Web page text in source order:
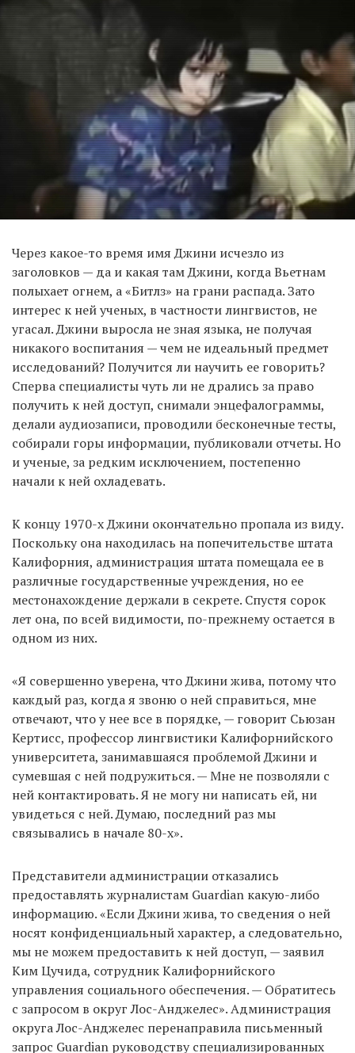
Через какое-то время имя Джини исчезло из
заголовков — да и какая там Джини, когда Вьетнам
полыхает огнем, а «Битлз» на грани распада. Зато
интерес к ней ученых, в частности лингвистов, не
угасал. Джини выросла не зная языка, не получая
никакого воспитания — чем не идеальный предмет
исследований? Получится ли научить ее говорить?
Сперва специалисты чуть ли не дрались за право
получить к ней доступ, снимали энцефалограммы,
делали аудиозаписи, проводили бесконечные тесты,
собирали горы информации, публиковали отчеты. Но
и ученые, за редким исключением, постепенно
начали к ней охладевать.
К концу 1970-х Джини окончательно пропала из виду.
Поскольку она находилась на попечительстве штата
Калифорния, администрация штата помещала ее в
различные государственные учреждения, но ее
местонахождение держали в секрете. Спустя сорок
лет она, по всей видимости, по-прежнему остается в
одном из них.
«Я совершенно уверена, что Джини жива, потому что
каждый раз, когда я звоню о ней справиться, мне
отвечают, что у нее все в порядке, — говорит Сьюзан
Кертисс, профессор лингвистики Калифорнийского
университета, занимавшаяся проблемой Джини и
сумевшая с ней подружиться. — Мне не позволяли с
ней контактировать. Я не могу ни написать ей, ни
увидеться с ней. Думаю, последний раз мы
связывались в начале 80-х».
Представители администрации отказались
предоставлять журналистам Guardian какую-либо
информацию. «Если Джини жива, то сведения о ней
носят конфиденциальный характер, а следовательно,
мы не можем предоставить к ней доступ, — заявил
Ким Цучида, сотрудник Калифорнийского
управления социального обеспечения. — Обратитесь
с запросом в округ Лос-Анджелес». Администрация
округа Лос-Анджелес перенаправила письменный
запрос Guardian руководству специализированных